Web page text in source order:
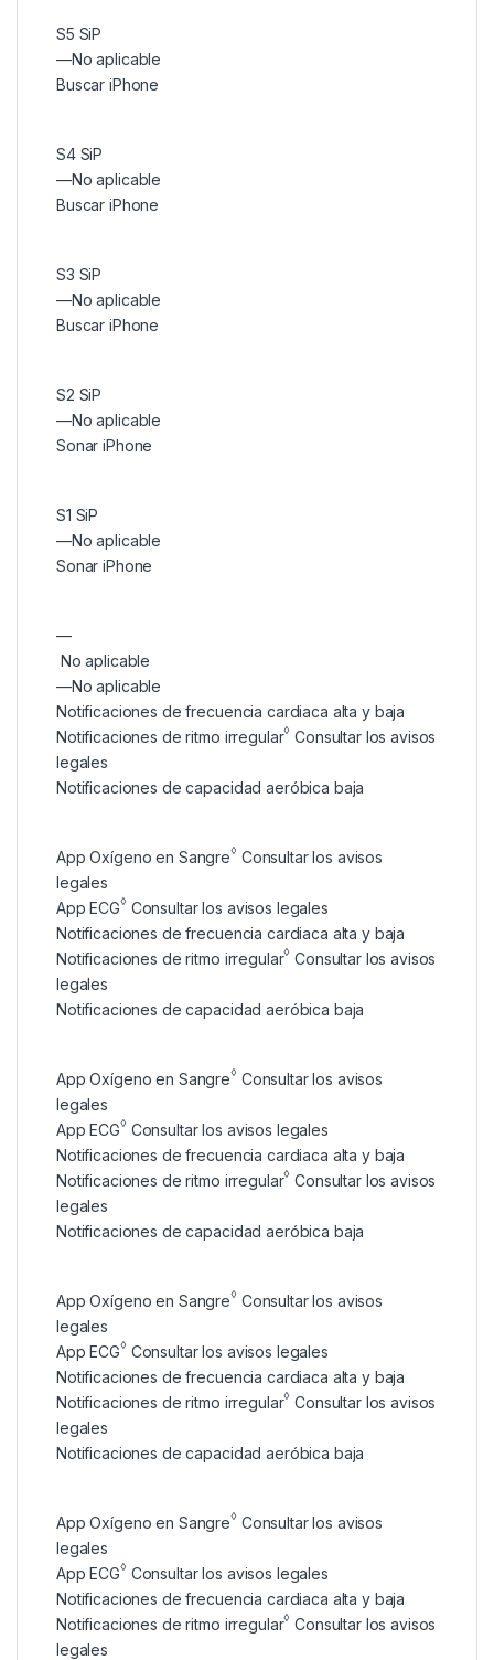
S5 SiP
—No aplicable
Buscar iPhone
S4 SiP
—No aplicable
Buscar iPhone
S3 SiP
—No aplicable
Buscar iPhone
S2 SiP
—No aplicable
Sonar iPhone
S1 SiP
—No aplicable
Sonar iPhone
—
No aplicable
—No aplicable
Notificaciones de frecuencia cardiaca alta y baja
Notificaciones de ritmo irregular◊ Consultar los avisos
legales
Notificaciones de capacidad aeróbica baja
App Oxígeno en Sangre◊Consultar los avisos
legales
App ECG◊Consultar los avisos legales
Notificaciones de frecuencia cardiaca alta y baja
Notificaciones de ritmo irregular◊ Consultar los avisos
legales
Notificaciones de capacidad aeróbica baja
App Oxígeno en Sangre◊Consultar los avisos
legales
App ECG◊Consultar los avisos legales
Notificaciones de frecuencia cardiaca alta y baja
Notificaciones de ritmo irregular◊ Consultar los avisos
legales
Notificaciones de capacidad aeróbica baja
App Oxígeno en Sangre◊Consultar los avisos
legales
App ECG◊Consultar los avisos legales
Notificaciones de frecuencia cardiaca alta y baja
Notificaciones de ritmo irregular◊ Consultar los avisos
legales
Notificaciones de capacidad aeróbica baja
App Oxígeno en Sangre◊Consultar los avisos
legales
App ECG◊Consultar los avisos legales
Notificaciones de frecuencia cardiaca alta y baja
Notificaciones de ritmo irregular◊ Consultar los avisos
legales